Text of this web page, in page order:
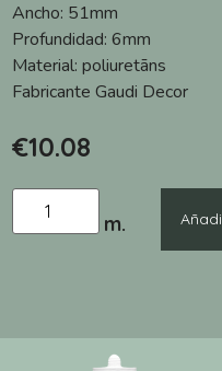
Ancho: 51mm
Profundidad: 6mm
Material: poliuretāns
Fabricante Gaudi Decor
€10.08